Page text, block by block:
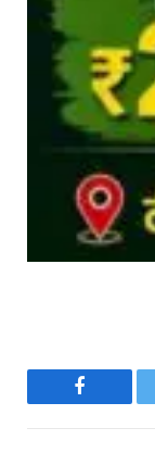
Facebook